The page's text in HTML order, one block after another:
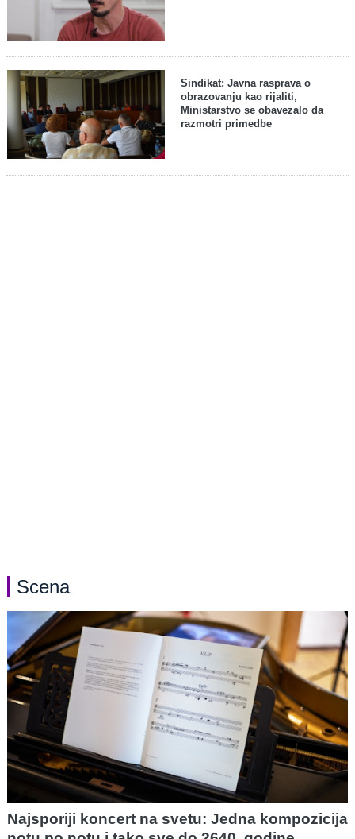
Sindikat: Javna rasprava o
obrazovanju kao rijaliti,
Ministarstvo se obavezalo da
razmotri primedbe
Scena
Najsporiji koncert na svetu: Jedna kompozicija